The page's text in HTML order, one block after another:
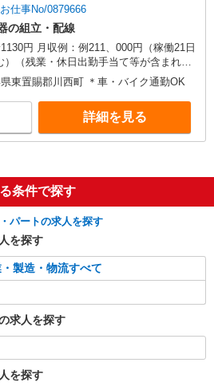
仕事No/0879666
の組立・配線
円 月収例：例211、000円（稼働21日
）（残業・休日出勤手当て等が含まれて
います） 交通費全額支給
東置賜郡川西町 ＊車・バイク通勤OK
詳細を見る
条件で探す
パートの求人を探す
を探す
製造・物流すべて
求人を探す
を探す